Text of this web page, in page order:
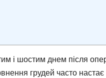
і шостим днем після
грудей часто настає